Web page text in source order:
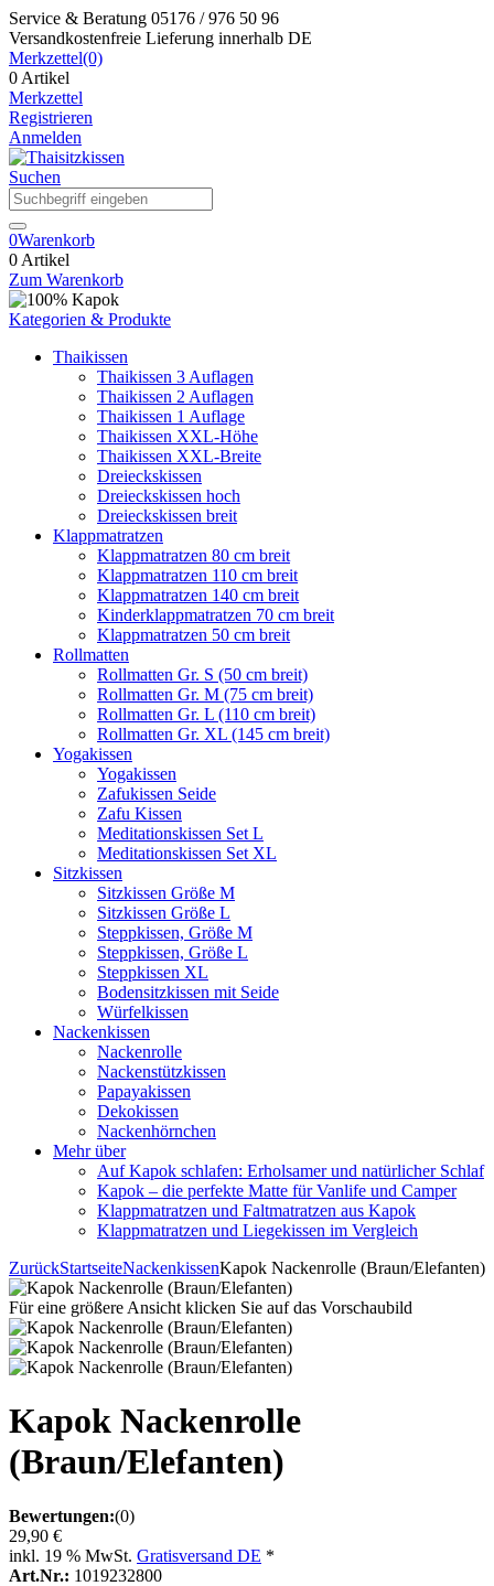
Service & Beratung 05176 / 976 50 96
Versandkostenfreie Lieferung innerhalb DE
Merkzettel(0)
0 Artikel
Merkzettel
Registrieren
Anmelden
Suchen
0Warenkorb
0 Artikel
Zum Warenkorb
Kategorien & Produkte
Thaikissen
Thaikissen 3 Auflagen
Thaikissen 2 Auflagen
Thaikissen 1 Auflage
Thaikissen XXL-Höhe
Thaikissen XXL-Breite
Dreieckskissen
Dreieckskissen hoch
Dreieckskissen breit
Klappmatratzen
Klappmatratzen 80 cm breit
Klappmatratzen 110 cm breit
Klappmatratzen 140 cm breit
Kinderklappmatratzen 70 cm breit
Klappmatratzen 50 cm breit
Rollmatten
Rollmatten Gr. S (50 cm breit)
Rollmatten Gr. M (75 cm breit)
Rollmatten Gr. L (110 cm breit)
Rollmatten Gr. XL (145 cm breit)
Yogakissen
Yogakissen
Zafukissen Seide
Zafu Kissen
Meditationskissen Set L
Meditationskissen Set XL
Sitzkissen
Sitzkissen Größe M
Sitzkissen Größe L
Steppkissen, Größe M
Steppkissen, Größe L
Steppkissen XL
Bodensitzkissen mit Seide
Würfelkissen
Nackenkissen
Nackenrolle
Nackenstützkissen
Papayakissen
Dekokissen
Nackenhörnchen
Mehr über
Auf Kapok schlafen: Erholsamer und natürlicher Schlaf
Kapok – die perfekte Matte für Vanlife und Camper
Klappmatratzen und Faltmatratzen aus Kapok
Klappmatratzen und Liegekissen im Vergleich
ZurückStartseiteNackenkissenKapok Nackenrolle (Braun/Elefanten)
Für eine größere Ansicht klicken Sie auf das Vorschaubild
Kapok Nackenrolle
(Braun/Elefanten)
Bewertungen:(0)
29,90 €
inkl. 19 % MwSt. Gratisversand DE *
Art.Nr.: 1019232800